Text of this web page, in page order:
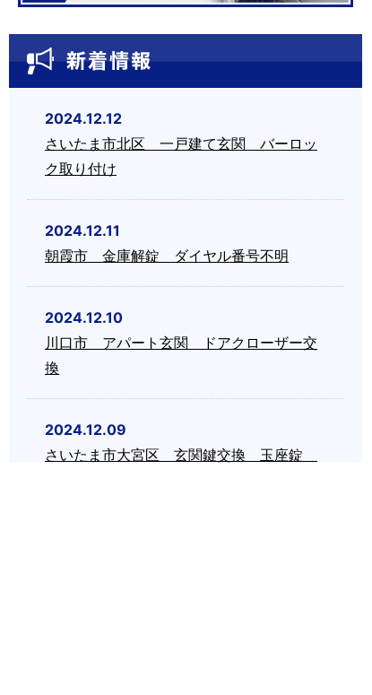
2024.12.12
さいたま市北区 一戸建て玄関 バーロッ
ク取り付け
2024.12.11
朝霞市 金庫解錠 ダイヤル番号不明
2024.12.10
川口市 アパート玄関 ドアクローザー交
換
2024.12.09
さいたま市大宮区 玄関鍵交換 玉座錠